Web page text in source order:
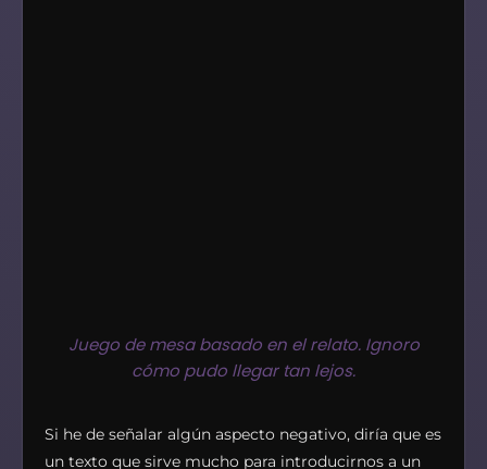
Juego de mesa basado en el relato. Ignoro
cómo pudo llegar tan lejos.
Si he de señalar algún aspecto negativo, diría que es
un texto que sirve mucho para introducirnos a un